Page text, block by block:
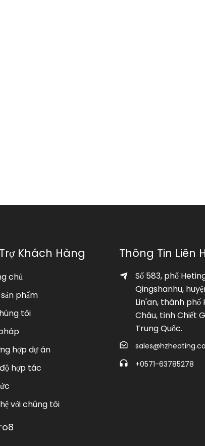
Khách Hàng
chủ
phẩm
tôi
hợp dự án
hợp tác
với chúng tôi
Thông Tin Liên
Số 583, phố
Qingshanhu,
Lin'an, thành phố
Châu, tỉnh Chiết
Trung Quốc.
+0571-63785278